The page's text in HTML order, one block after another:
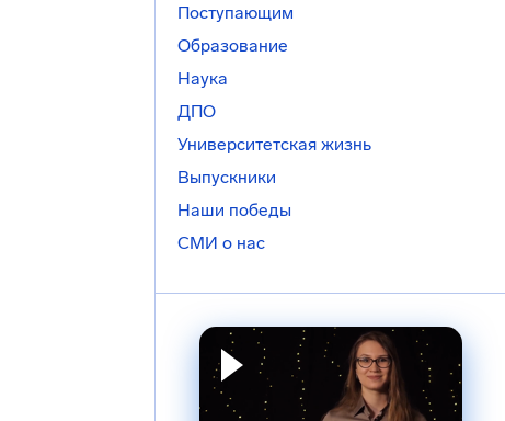
Поступающим
Образование
Наука
ДПО
Университетская жизнь
Выпускники
Наши победы
СМИ о нас